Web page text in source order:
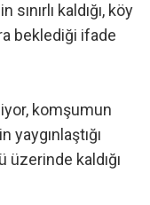
kaldığı, köy
beklediği ifade
komşumun
yaygınlaştığı
kaldığı